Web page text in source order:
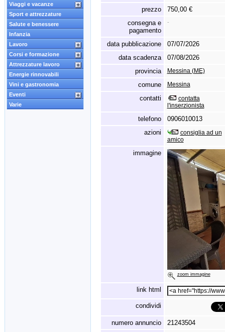
Viaggi e vacanze
Sport e attrezzature
Salute e benessere
Infanzia
Lavoro
Corsi e formazione
Attrezzature lavoro
Energie rinnovabili
Vini e gastronomia
Eventi
Varie
prezzo
750,00 €
consegna e
pagamento
-
data pubblicazione
07/07/2026
data scadenza
07/08/2026
provincia
Messina (ME)
comune Messina
contatti
contatta
l'inserzionista
telefono
0906010013
azioni
consiglia ad un
amico
immagine
zoom immagine
link html
condividi
numero annuncio
21243504